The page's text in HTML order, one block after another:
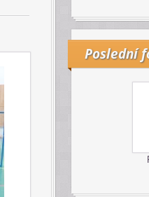
Poslední